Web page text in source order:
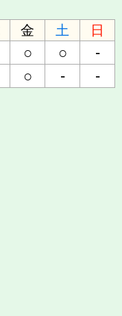
金 土
日
○ ○ -
○ -
-